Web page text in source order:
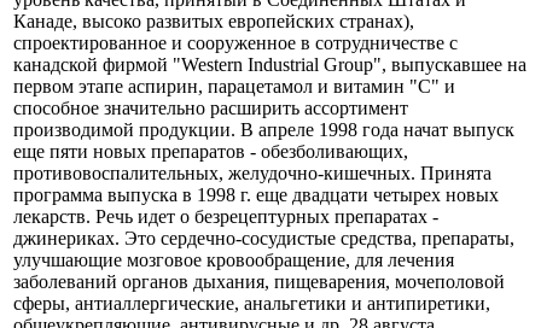
американское предприятие "IBE - Стирол". В октябре 1996 г.
введено в строй фармацевтическое производство,
работающее по стандартам GMP (самый высокий мировой
уровень качества, принятый в Соединенных Штатах и
Канаде, высоко развитых европейских странах),
спроектированное и сооруженное в сотрудничестве с
канадской фирмой "Western Industrial Group", выпускавшее на
первом этапе аспирин, парацетамол и витамин "С" и
способное значительно расширить ассортимент
производимой продукции. В апреле 1998 года начат выпуск
еще пяти новых препаратов - обезболивающих,
противовоспалительных, желудочно-кишечных. Принята
программа выпуска в 1998 г. еще двадцати четырех новых
лекарств. Речь идет о безрецептурных препаратах -
джинериках. Это сердечно-сосудистые средства, препараты,